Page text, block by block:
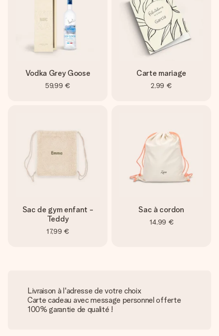
Vodka Grey Goose
59,99 €
Carte mariage
2,99 €
Sac de gym enfant -
Teddy
17,99 €
Sac à cordon
14,99 €
Livraison à l'adresse de votre choix
Carte cadeau avec message personnel offerte
100% garantie de qualité !